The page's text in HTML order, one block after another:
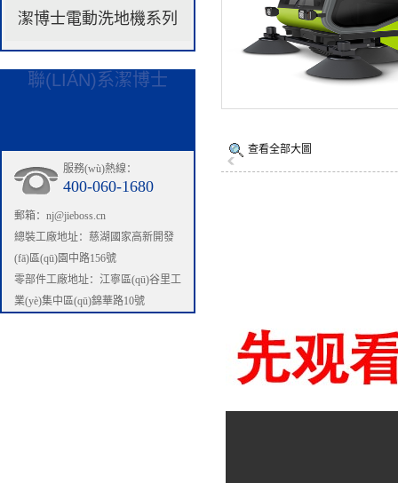
查看全部大圖
駕駛式掃地車
手推式掃地機
潔博士電動洗地機系列
聯(LIÁN)系潔博士
服務(wù)熱線：
400-060-1680
郵箱： nj@jieboss.cn
總裝工廠地址：慈湖國家高新開發
(fā)區(qū)園中路156號
零部件工廠地址：江寧區(qū)谷里工
業(yè)集中區(qū)錦華路10號